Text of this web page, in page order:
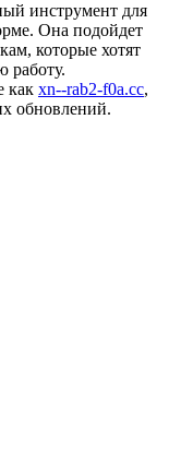
инструмент для
Она подойдет
которые хотят
работу.
как xn--rab2-f0a.cc,
обновлений.